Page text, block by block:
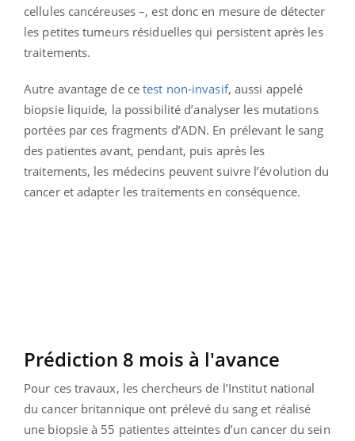
cellules cancéreuses –, est donc en mesure de détecter
les petites tumeurs résiduelles qui persistent après les
traitements.
Autre avantage de cetest non-invasif, aussi appelé
biopsie liquide, la possibilité d’analyser les mutations
portées par ces fragments d’ADN. En prélevant le sang
des patientes avant, pendant, puis après les
traitements, les médecins peuvent suivre l’évolution du
cancer et adapter les traitements en conséquence.
Prédiction 8 mois à l'avance
Pour ces travaux, les chercheurs de l’Institut national
du cancer britannique ont prélevé du sang et réalisé
une biopsie à 55 patientes atteintes d’un cancer du sein